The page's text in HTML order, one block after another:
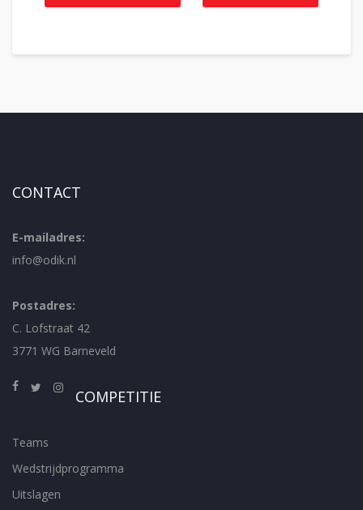
CONTACT
E-mailadres:
info@odik.nl
Postadres:
C. Lofstraat 42
3771 WG Barneveld
COMPETITIE
Teams
Wedstrijdprogramma
Uitslagen